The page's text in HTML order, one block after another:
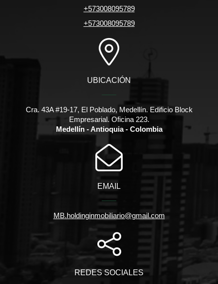
+573008095789
+573008095789
UBICACIÓN
Cra. 43A #19-17, El Poblado, Medellín. Edificio Block
Empresarial. Oficina 223.
Medellín - Antioquia - Colombia
EMAIL
MB.holdinginmobiliario@gmail.com
REDES SOCIALES